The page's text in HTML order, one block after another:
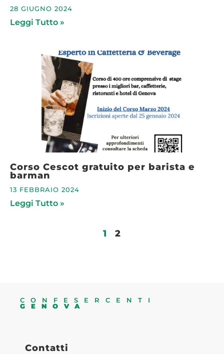
28 GIUGNO 2024
Leggi Tutto »
Corso Cescot gratuito per barista e
barman
13 FEBBRAIO 2024
Leggi Tutto »
1 2
CONFESERCENTI
GENOVA
Contatti